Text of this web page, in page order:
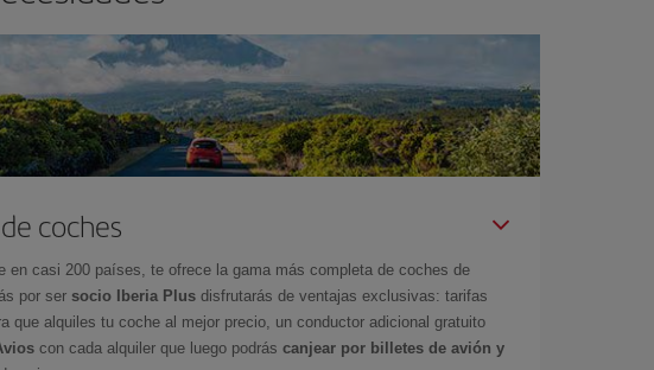
coches
en casi 200 países, te ofrece la gama más completa de coches de
por ser socio Iberia Plus disfrutarás de ventajas exclusivas: tarifas
que alquiles tu coche al mejor precio, un conductor adicional gratuito
con cada alquiler que luego podrás canjear por billetes de avión y